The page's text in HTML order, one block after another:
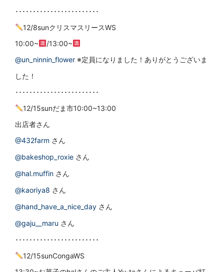
････････････････････････
12/8sunクリスマスリースWS
10:00~
/13:00~
@un_ninnin_flower ※定員になりました！ありがとうございま
した！
････････････････････････
12/15sunだま市10:00~13:00
出店者さん
@432farm さん
@bakeshop_roxie さん
@hal.muffin さん
@kaoriya8 さん
@hand_have_a_nice_day さん
@gaju__maru さん
････････････････････････
12/15sunCongaWS